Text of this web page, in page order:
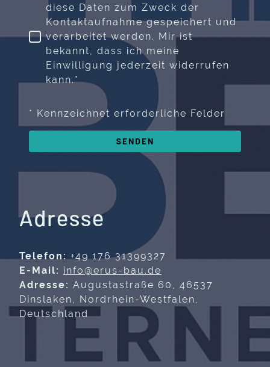
diese Daten zum Zweck der
Kontaktaufnahme gespeichert und
verarbeitet werden. Mir ist
bekannt, dass ich meine
Einwilligung jederzeit widerrufen
kann.*
* Kennzeichnet erforderliche Felder
SENDEN
Adresse
Telefon:+49 176 31399327
E-Mail: info@erus-bau.de
Adresse: Augustastraße 60, 46537
Dinslaken, Nordrhein-Westfalen,
Deutschland